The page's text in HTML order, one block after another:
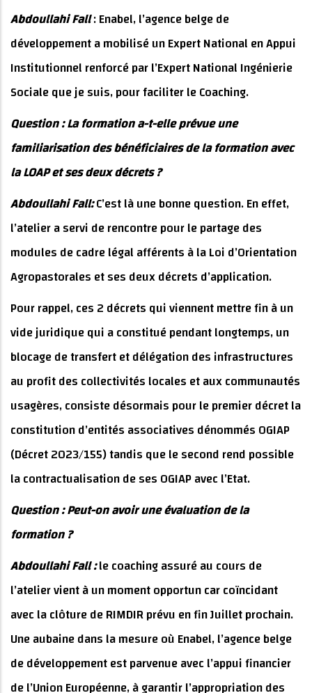
Abdoullahi Fall: Enabel, l’agence belge de
développement a mobilisé un Expert National en Appui
Institutionnel renforcé par l’Expert National Ingénierie
Sociale que je suis, pour faciliter le Coaching.
Question : La formation a-t-elle prévue une
familiarisation des bénéficiaires de la formation avec
la LOAP et ses deux décrets ?
Abdoullahi Fall:C’est là une bonne question. En effet,
l’atelier a servi de rencontre pour le partage des
modules de cadre légal afférents à la Loi d’Orientation
Agropastorales et ses deux décrets d’application.
Pour rappel, ces 2 décrets qui viennent mettre fin à un
vide juridique qui a constitué pendant longtemps, un
blocage de transfert et délégation des infrastructures
au profit des collectivités locales et aux communautés
usagères, consiste désormais pour le premier décret la
constitution d’entités associatives dénommés OGIAP
(Décret 2023/155) tandis que le second rend possible
la contractualisation de ses OGIAP avec l’Etat.
Question : Peut-on avoir une évaluation de la
formation ?
Abdoullahi Fall :le coaching assuré au cours de
l’atelier vient à un moment opportun car coïncidant
avec la clôture de RIMDIR prévu en fin Juillet prochain.
Une aubaine dans la mesure où Enabel, l’agence belge
de développement est parvenue avec l’appui financier
de l’Union Européenne, à garantir l’appropriation des